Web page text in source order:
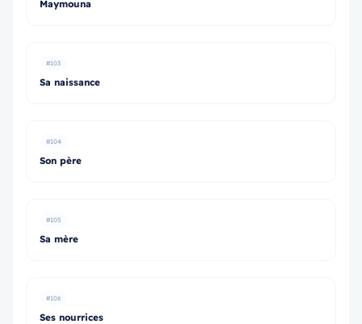
Maymouna
#103
Sa naissance
#104
Son père
#105
Sa mère
#106
Ses nourrices